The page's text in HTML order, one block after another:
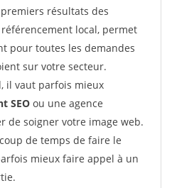
résultats des
local, permet
pour toutes les demandes
sur votre secteur.
il vaut parfois mieux
SEO ou une agence
de soigner votre image web.
de temps de faire le
mieux faire appel à un